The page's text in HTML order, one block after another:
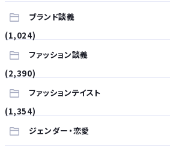
ブランド談義
(1,024)
ファッション談義
(2,390)
ファッションテイスト
(1,354)
ジェンダー・恋愛